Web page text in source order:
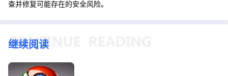
查并修复可能存在的安全风险。
继续阅读